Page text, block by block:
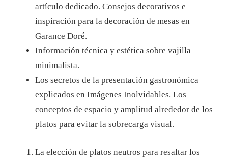
artículo dedicado. Consejos decorativos e
inspiración para la decoración de mesas en
Garance Doré.
Información técnica y estética sobre vajilla
minimalista.
Los secretos de la presentación gastronómica
explicados en Imágenes Inolvidables. Los
conceptos de espacio y amplitud alrededor de los
platos para evitar la sobrecarga visual.
La elección de platos neutros para resaltar los